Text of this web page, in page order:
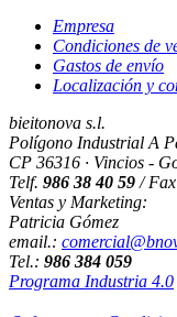
Empresa
Condiciones de
Gastos de envío
Localización y
bieitonova s.l.
Polígono Industrial A
CP 36316 · Vincios -
Telf. 986 38 40 59 /
Ventas y Marketing:
Patricia Gómez
email.:
Tel.: 986 384 059
Programa Industria 4.0